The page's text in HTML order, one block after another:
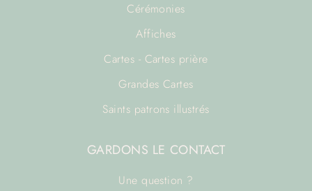
Cérémonies
Affiches
Cartes - Cartes prière
Grandes Cartes
Saints patrons illustrés
GARDONS LE CONTACT
Une question ?